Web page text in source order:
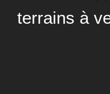
terrains à